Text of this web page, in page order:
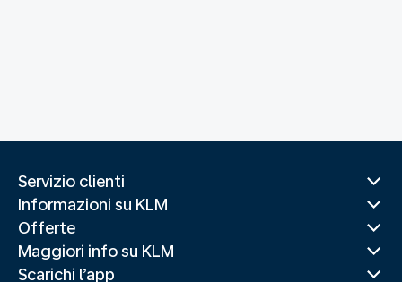
Servizio clienti
Informazioni su KLM
Offerte
Maggiori info su KLM
Scarichi l’app